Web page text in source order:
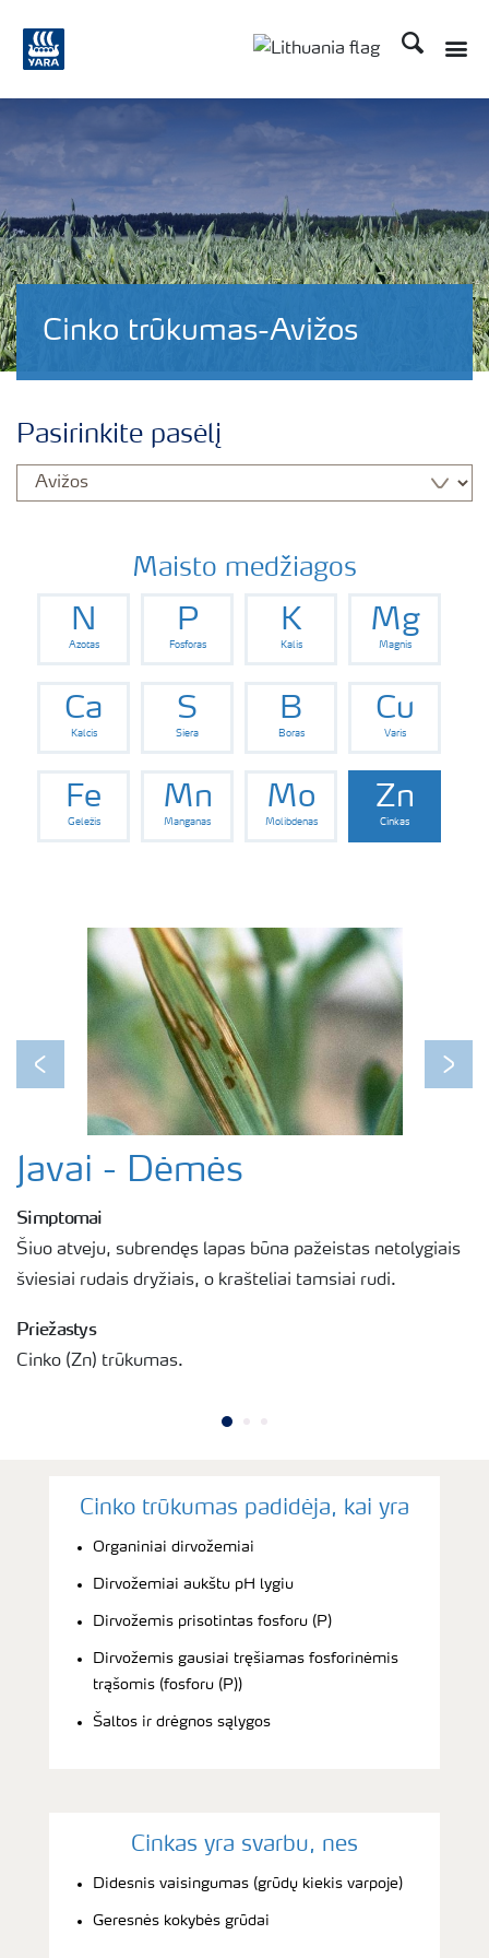
Ieškoti
Cinko trūkumas-Avižos
Pasirinkite pasėlį
Maisto medžiagos
N
Azotas
P
Fosforas
K
Kalis
Mg
Magnis
Ca
Kalcis
S
Siera
B
Boras
Cu
Varis
Fe
Geležis
Mn
Manganas
Mo
Molibdenas
Zn
Cinkas
Previous Next
Javai - Dėmės
Simptomai
Šiuo atveju, subrendęs lapas būna pažeistas netolygiais
šviesiai rudais dryžiais, o krašteliai tamsiai rudi.
Priežastys
Cinko (Zn) trūkumas.
Cinko trūkumas padidėja, kai yra
Organiniai dirvožemiai
Dirvožemiai aukštu pH lygiu
Dirvožemis prisotintas fosforu (P)
Dirvožemis gausiai tręšiamas fosforinėmis
trąšomis (fosforu (P))
Šaltos ir drėgnos sąlygos
Cinkas yra svarbu, nes
Didesnis vaisingumas (grūdų kiekis varpoje)
Geresnės kokybės grūdai